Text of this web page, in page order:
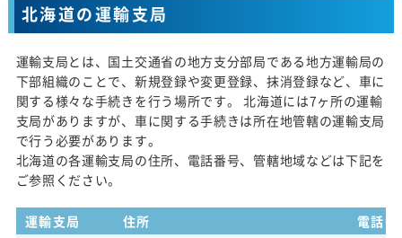
北海道の運輸支局
運輸支局とは、国土交通省の地方支分部局である地方運輸局の
下部組織のことで、新規登録や変更登録、抹消登録など、車に
関する様々な手続きを行う場所です。 北海道には7ヶ所の運輸
支局がありますが、車に関する手続きは所在地管轄の運輸支局
で行う必要があります。
北海道の各運輸支局の住所、電話番号、管轄地域などは下記を
ご参照ください。
運輸支局 住所 電話